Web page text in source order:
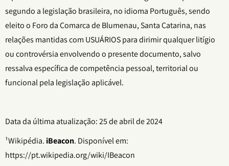
segundo a legislação brasileira, no idioma Português, sendo
eleito o Foro da Comarca de Blumenau, Santa Catarina, nas
relações mantidas com USUÁRIOS para dirimir qualquer litígio
ou controvérsia envolvendo o presente documento, salvo
ressalva específica de competência pessoal, territorial ou
funcional pela legislação aplicável.
Data da última atualização: 25 de abril de 2024
¹Wikipédia. iBeacon. Disponível em:
https://pt.wikipedia.org/wiki/IBeacon